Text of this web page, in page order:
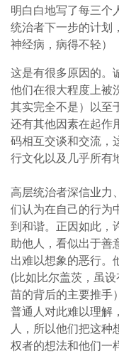
明白白地写了每三个
统治者下一步的计划
神经病，病得不轻）
这是有很多原因的。
他们在很大程度上被
其实完全不是）以至
还有其他因素在起作
码相互交谈和交流，
行文化以及几乎所有
高层统治者深信业力
们认为在自己的行为
到和谐。正因如此，
助他人，看似出于善
出难以想象的恶行。
(比如比尔盖茨，虽
苗的背后的主要推手）
普通人对此难以理解
人，所以他们把这种
权者的想法和他们一